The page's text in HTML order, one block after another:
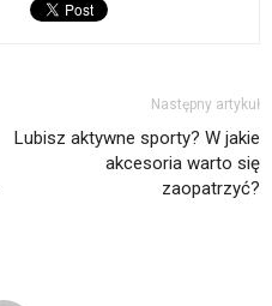
Następny artykuł
Lubisz aktywne sporty? W jakie
akcesoria warto się
zaopatrzyć?